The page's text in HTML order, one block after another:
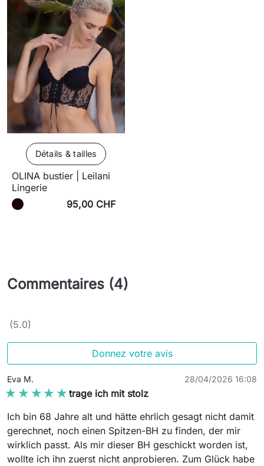
Détails & tailles
OLINA bustier | Leilani
Lingerie
95,00 CHF
Commentaires (4)
(5.0)
Donnez votre avis
Eva M. 28/04/2026 16:08
★★★★★
★★★★★ trage ich mit stolz
Ich bin 68 Jahre alt und hätte ehrlich gesagt nicht damit
gerechnet, noch einen Spitzen-BH zu finden, der mir
wirklich passt. Als mir dieser BH geschickt worden ist,
wollte ich ihn zuerst nicht anprobieren. Zum Glück habe